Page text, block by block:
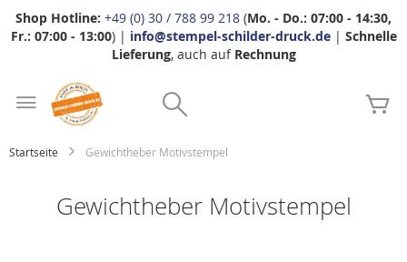
Shop Hotline: +49 (0) 30 / 788 99 218 (Mo. - Do.: 07:00 - 14:30,
Fr.: 07:00 - 13:00) | info@stempel-schilder-druck.de| Schnelle
Lieferung, auch auf Rechnung
Startseite Gewichtheber Motivstempel
Gewichtheber Motivstempel